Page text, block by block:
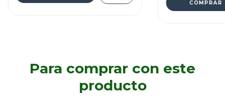
Para comprar con este
producto